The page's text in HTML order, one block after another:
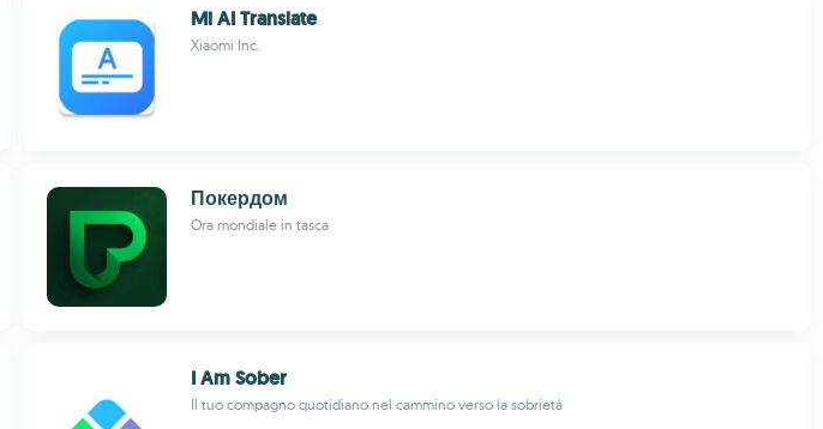
Mi AI Translate
Xiaomi Inc.
Покердом
Ora mondiale in tasca
I Am Sober
Il tuo compagno quotidiano nel cammino verso la sobrietà